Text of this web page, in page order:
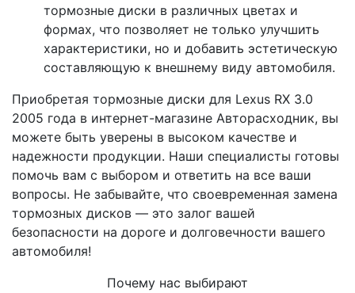
тормозные диски в различных цветах и
формах, что позволяет не только улучшить
характеристики, но и добавить эстетическую
составляющую к внешнему виду автомобиля.
Приобретая тормозные диски для Lexus RX 3.0
2005 года в интернет-магазине Авторасходник, вы
можете быть уверены в высоком качестве и
надежности продукции. Наши специалисты готовы
помочь вам с выбором и ответить на все ваши
вопросы. Не забывайте, что своевременная замена
тормозных дисков — это залог вашей
безопасности на дороге и долговечности вашего
автомобиля!
Почему нас выбирают